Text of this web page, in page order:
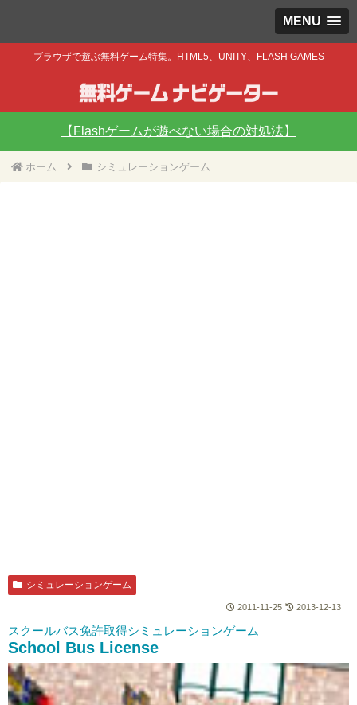
MENU
ブラウザで遊ぶ無料ゲーム特集。HTML5、UNITY、FLASH GAMES
【Flashゲームが遊べない場合の対処法】
ホーム シミュレーションゲーム
シミュレーションゲーム
2011-11-25 2013-12-13
スクールバス免許取得シミュレーションゲーム
School Bus License